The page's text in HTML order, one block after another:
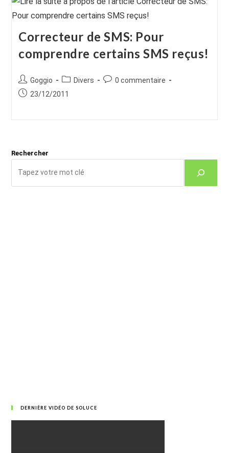
Correcteur de SMS: Pour
comprendre certains SMS reçus!
Auteur/autrice
de
Goggio
Post
category:
Divers
Commentaires
0 commentaire
Publication
23/12/2011
Rechercher
DERNIÈRE VIDÉO DE SOLUCE